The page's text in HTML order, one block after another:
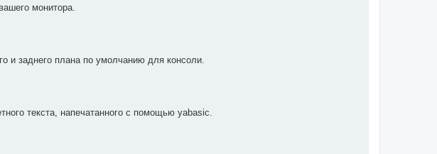
монитора.
и заднего плана по умолчанию для консоли.
текста, напечатанного с помощью yabasic.